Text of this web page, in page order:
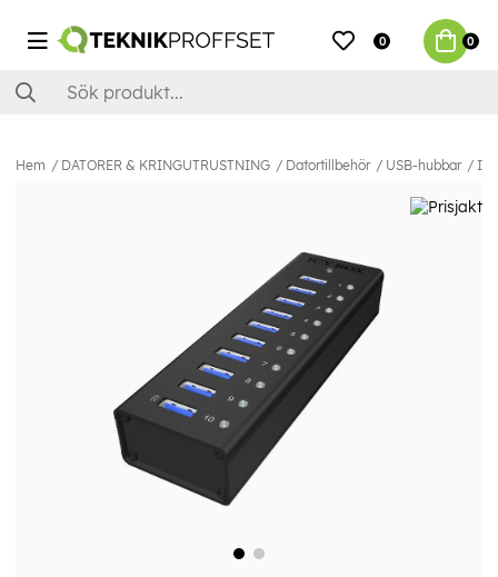
0 0
Hem DATORER & KRINGUTRUSTNING Datortillbehör USB-hubbar